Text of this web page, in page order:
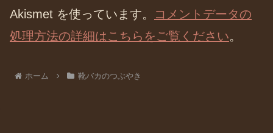
Akismet を使っています。
コメントデータの
処理方法の詳細はこちらをご覧ください。
ホーム 靴バカのつぶやき